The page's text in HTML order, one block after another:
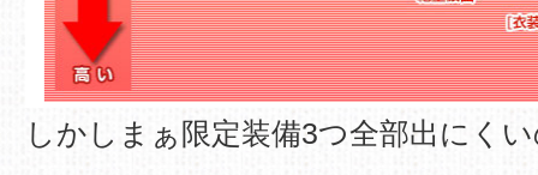
しかしまぁ限定装備3つ全部出にく